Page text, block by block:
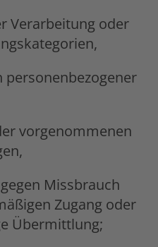
Verarbeitung oder
personenbezogener
vorgenommenen
Missbrauch
Zugang oder
Übermittlung;